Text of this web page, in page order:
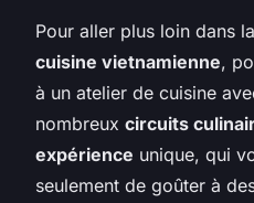
Pour aller plus loin dans
cuisine vietnamienne,
à un atelier de cuisine
nombreux circuits
expérience unique, qui
seulement de goûter à